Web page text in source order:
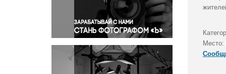
Правосудие
Происшествия и конфликты
Религия
Светская жизнь
Спорт
Экология
Место: